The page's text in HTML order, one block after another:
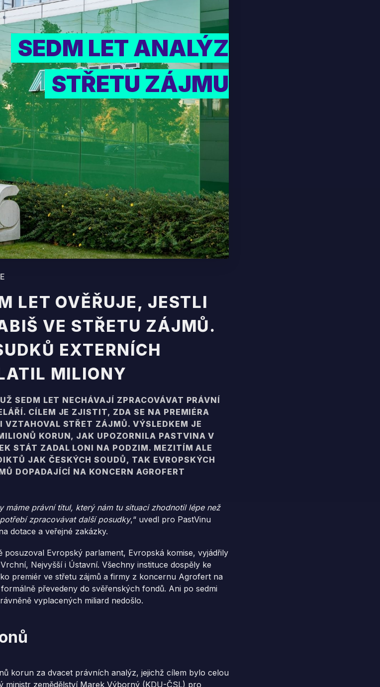
SEDM LET ANALÝZ
STŘETU ZÁJMU
LET OVĚŘUJE, JESTLI
VE STŘETU ZÁJMŮ.
EXTERNÍCH
MILIONY
SEDM LET NECHÁVAJÍ ZPRACOVÁVAT PRÁVNÍ
CÍLEM JE ZJISTIT, ZDA SE NA PREMIÉRA
VZTAHOVAL STŘET ZÁJMŮ. VÝSLEDKEM JE
KORUN, JAK UPOZORNILA PASTVINA V
STÁT ZADAL LONI NA PODZIM. MEZITÍM ALE
JAK ČESKÝCH SOUDŮ, TAK EVROPSKÝCH
DOPADAJÍCÍ NA KONCERN AGROFERT
máme právní titul, který nám tu situaci zhodnotil lépe než
zpracovávat další posudky,“ uvedl pro PastVinu
dotace a veřejné zakázky.
posuzoval Evropský parlament, Evropská komise, vyjádřily
Nejvyšší i Ústavní. Všechny instituce dospěly ke
premiér ve střetu zájmů a firmy z koncernu Agrofert na
převedeny do svěřenských fondů. Ani po sedmi
vyplacených miliard nedošlo.
korun za dvacet právních analýz, jejichž cílem bylo celou
ministr zemědělství Marek Výborný (KDU-ČSL) pro